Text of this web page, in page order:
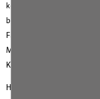
kommt zu einer
betroffen ist, treten
Fällen ist nur eine
Mundwinkel oder
Körperseite sind typisch.
Handelt es sich um ein